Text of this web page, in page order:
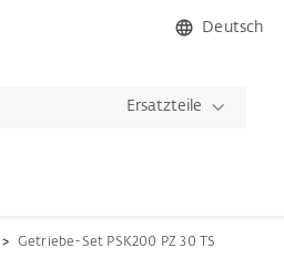
Deutsch
Ersatzteile
Getriebe-Set PSK200 PZ 30 TS